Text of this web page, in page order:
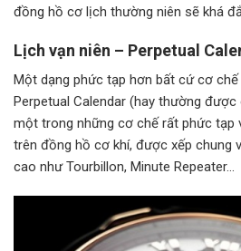
đồng hồ cơ lịch thường niên sẽ khá
Lịch vạn niên – Perpetual
Một dạng phức tạp hơn bất cứ cơ
Perpetual Calendar (hay thường
một trong những cơ chế rất phức tạp
trên đồng hồ cơ khí, được xếp chung
cao như Tourbillon, Minute Repeater…